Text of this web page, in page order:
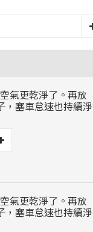
氣更乾淨了。再放
，塞車怠速也持續淨
氣更乾淨了。再放
，塞車怠速也持續淨